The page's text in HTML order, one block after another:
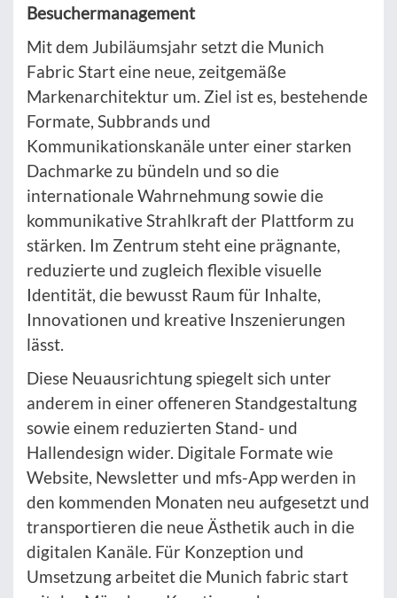
Besuchermanagement
Mit dem Jubiläumsjahr setzt die Munich
Fabric Start eine neue, zeitgemäße
Markenarchitektur um. Ziel ist es, bestehende
Formate, Subbrands und
Kommunikationskanäle unter einer starken
Dachmarke zu bündeln und so die
internationale Wahrnehmung sowie die
kommunikative Strahlkraft der Plattform zu
stärken. Im Zentrum steht eine prägnante,
reduzierte und zugleich flexible visuelle
Identität, die bewusst Raum für Inhalte,
Innovationen und kreative Inszenierungen
lässt.
Diese Neuausrichtung spiegelt sich unter
anderem in einer offeneren Standgestaltung
sowie einem reduzierten Stand- und
Hallendesign wider. Digitale Formate wie
Website, Newsletter und mfs-App werden in
den kommenden Monaten neu aufgesetzt und
transportieren die neue Ästhetik auch in die
digitalen Kanäle. Für Konzeption und
Umsetzung arbeitet die Munich fabric start